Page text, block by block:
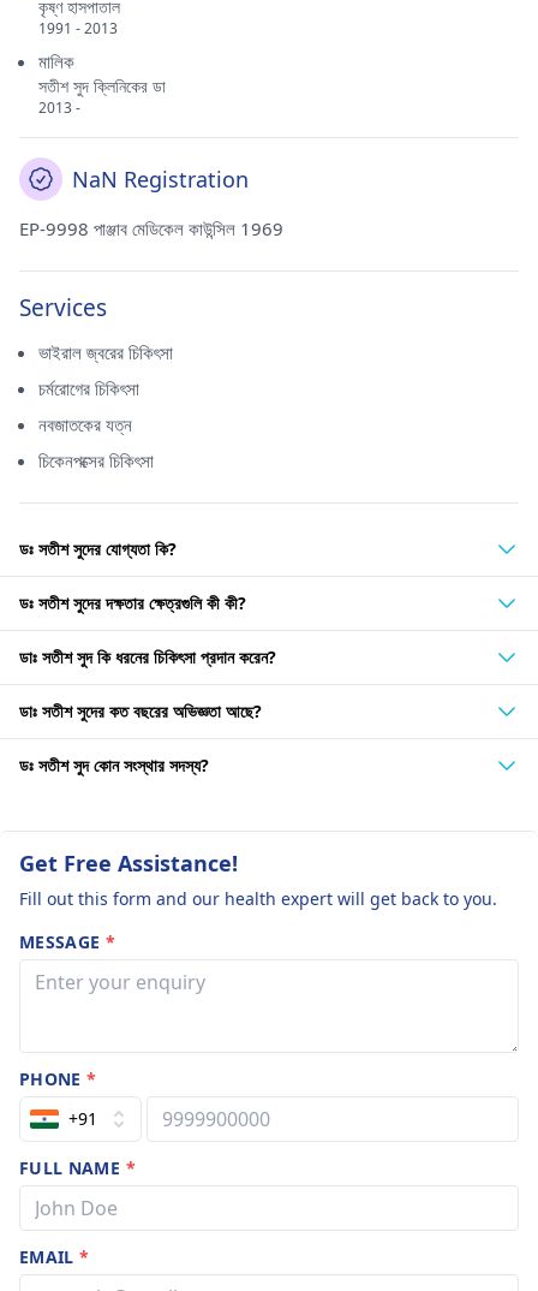
কৃষ্ণ হাসপাতাল
1991 - 2013
মালিক
সতীশ সুদ ক্লিনিকের ডা
2013 -
NaN Registration
EP-9998 পাঞ্জাব মেডিকেল কাউন্সিল 1969
Services
ভাইরাল জ্বরের চিকিৎসা
চর্মরোগের চিকিৎসা
নবজাতকের যত্ন
চিকেনপক্সের চিকিৎসা
ডঃ সতীশ সুদের যোগ্যতা কি?
ডঃ সতীশ সুদের দক্ষতার ক্ষেত্রগুলি কী কী?
ডাঃ সতীশ সুদ কি ধরনের চিকিৎসা প্রদান করেন?
ডাঃ সতীশ সুদের কত বছরের অভিজ্ঞতা আছে?
ডঃ সতীশ সুদ কোন সংস্থার সদস্য?
Get Free Assistance!
Fill out this form and our health expert will get back to you.
MESSAGE *
PHONE*
+91
FULL NAME *
EMAIL*